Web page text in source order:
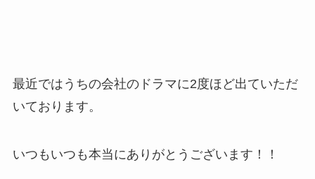
最近ではうちの会社のドラマに2度ほど出ていただ
いております。
いつもいつも本当にありがとうございます！！